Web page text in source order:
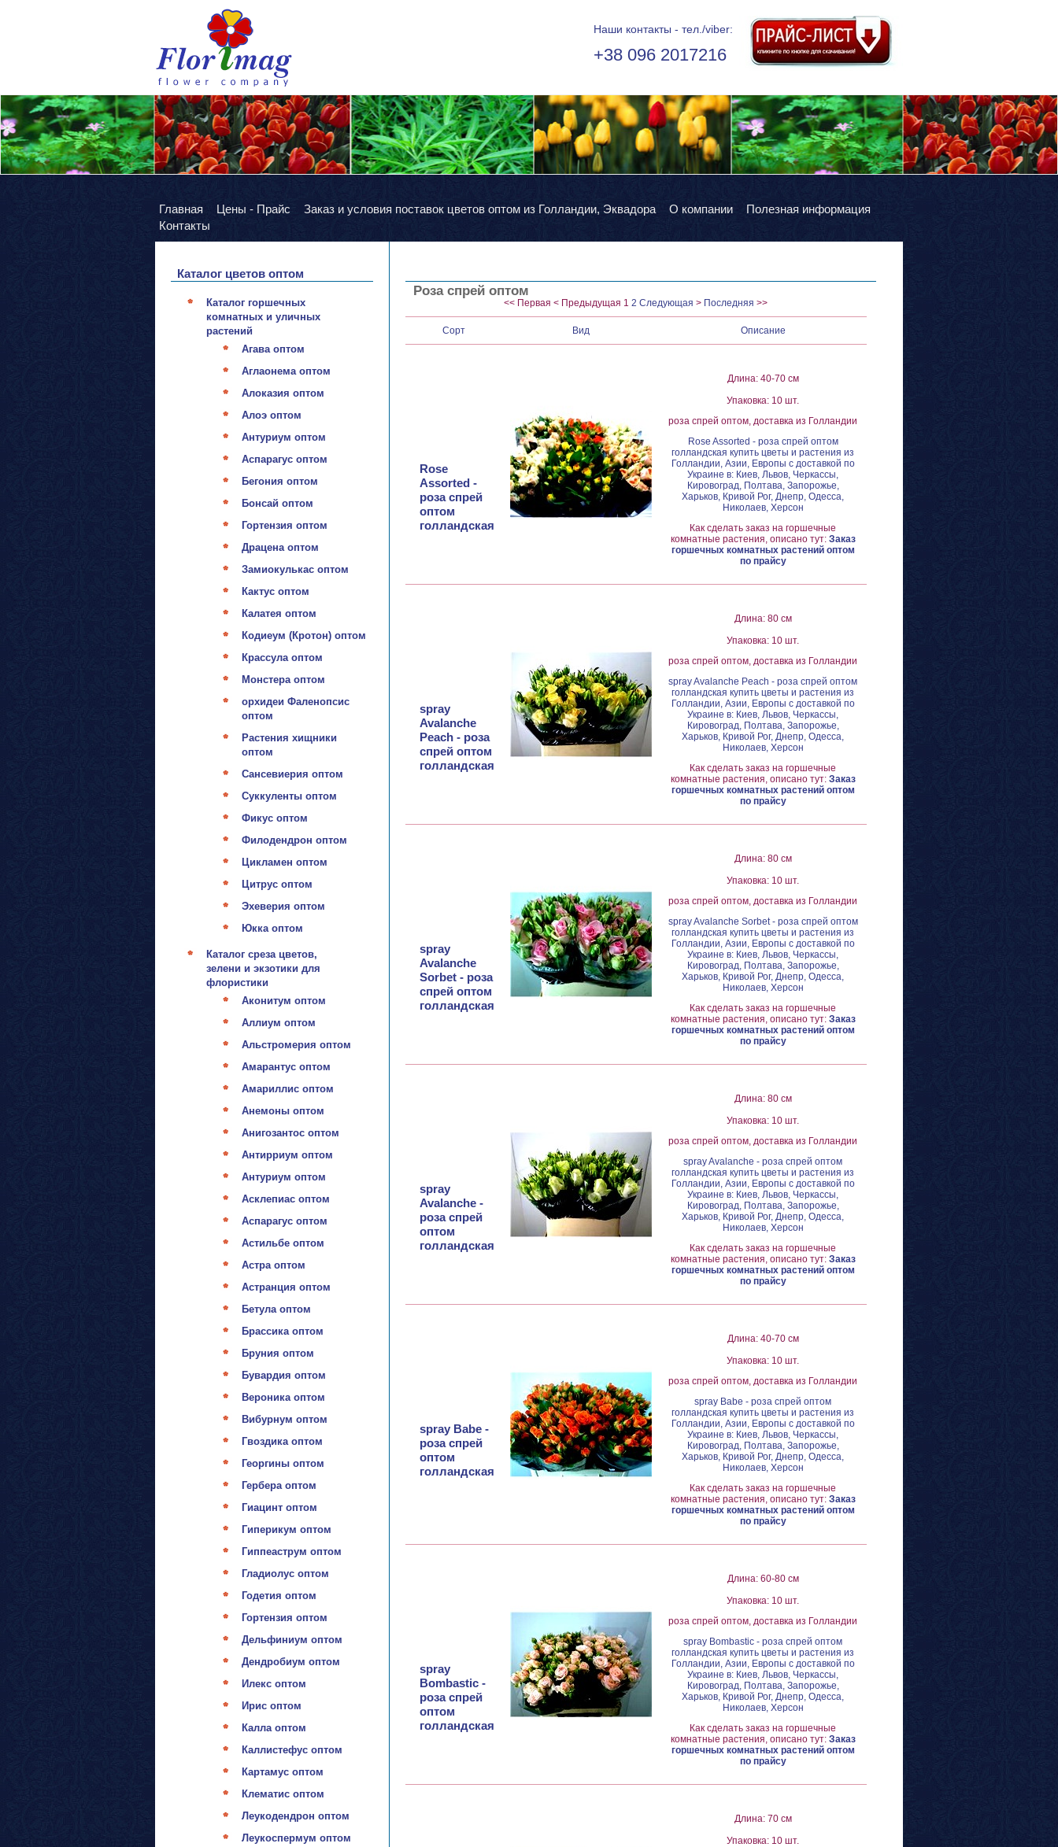
Наши контакты - тел./viber:
+38 096 2017216
Главная Цены - Прайс Заказ и условия поставок цветов оптом из Голландии, Эквадора О компании
Полезная информация
Контакты
Каталог цветов оптом
Каталог горшечных
комнатных и уличных
растений
Агава оптом
Аглаонема оптом
Алоказия оптом
Алоэ оптом
Антуриум оптом
Аспарагус оптом
Бегония оптом
Бонсай оптом
Гортензия оптом
Драцена оптом
Замиокулькас оптом
Кактус оптом
Калатея оптом
Кодиеум (Кротон) оптом
Крассула оптом
Монстера оптом
орхидеи Фаленопсис
оптом
Растения хищники
оптом
Сансевиерия оптом
Суккуленты оптом
Фикус оптом
Филодендрон оптом
Цикламен оптом
Цитрус оптом
Эхеверия оптом
Юкка оптом
Каталог среза цветов,
зелени и экзотики для
флористики
Аконитум оптом
Аллиум оптом
Альстромерия оптом
Амарантус оптом
Амариллис оптом
Анемоны оптом
Анигозантос оптом
Антирриум оптом
Антуриум оптом
Асклепиас оптом
Аспарагус оптом
Астильбе оптом
Астра оптом
Астранция оптом
Бетула оптом
Брассика оптом
Бруния оптом
Бувардия оптом
Вероника оптом
Вибурнум оптом
Гвоздика оптом
Георгины оптом
Гербера оптом
Гиацинт оптом
Гиперикум оптом
Гиппеаструм оптом
Гладиолус оптом
Годетия оптом
Гортензия оптом
Дельфиниум оптом
Дендробиум оптом
Илекс оптом
Ирис оптом
Калла оптом
Каллистефус оптом
Картамус оптом
Клематис оптом
Леукодендрон оптом
Леукоспермум оптом
Роза спрей оптом
<< Первая < Предыдущая 1 2 Следующая > Последняя >>
Сорт Вид Описание
Rose
Assorted -
роза спрей
оптом
голландская
Длина: 40-70 см
Упаковка: 10 шт.
роза спрей оптом, доставка из Голландии
Rose Assorted - роза спрей оптом
голландская купить цветы и растения из
Голландии, Азии, Европы с доставкой по
Украине в: Киев, Львов, Черкассы,
Кировоград, Полтава, Запорожье,
Харьков, Кривой Рог, Днепр, Одесса,
Николаев, Херсон
Как сделать заказ на горшечные
комнатные растения, описано тут: Заказ
горшечных комнатных растений оптом
по прайсу
spray
Avalanche
Peach - роза
спрей оптом
голландская
Длина: 80 см
Упаковка: 10 шт.
роза спрей оптом, доставка из Голландии
spray Avalanche Peach - роза спрей оптом
голландская купить цветы и растения из
Голландии, Азии, Европы с доставкой по
Украине в: Киев, Львов, Черкассы,
Кировоград, Полтава, Запорожье,
Харьков, Кривой Рог, Днепр, Одесса,
Николаев, Херсон
Как сделать заказ на горшечные
комнатные растения, описано тут: Заказ
горшечных комнатных растений оптом
по прайсу
spray
Avalanche
Sorbet - роза
спрей оптом
голландская
Длина: 80 см
Упаковка: 10 шт.
роза спрей оптом, доставка из Голландии
spray Avalanche Sorbet - роза спрей оптом
голландская купить цветы и растения из
Голландии, Азии, Европы с доставкой по
Украине в: Киев, Львов, Черкассы,
Кировоград, Полтава, Запорожье,
Харьков, Кривой Рог, Днепр, Одесса,
Николаев, Херсон
Как сделать заказ на горшечные
комнатные растения, описано тут: Заказ
горшечных комнатных растений оптом
по прайсу
spray
Avalanche -
роза спрей
оптом
голландская
Длина: 80 см
Упаковка: 10 шт.
роза спрей оптом, доставка из Голландии
spray Avalanche - роза спрей оптом
голландская купить цветы и растения из
Голландии, Азии, Европы с доставкой по
Украине в: Киев, Львов, Черкассы,
Кировоград, Полтава, Запорожье,
Харьков, Кривой Рог, Днепр, Одесса,
Николаев, Херсон
Как сделать заказ на горшечные
комнатные растения, описано тут: Заказ
горшечных комнатных растений оптом
по прайсу
spray Babe -
роза спрей
оптом
голландская
Длина: 40-70 см
Упаковка: 10 шт.
роза спрей оптом, доставка из Голландии
spray Babe - роза спрей оптом
голландская купить цветы и растения из
Голландии, Азии, Европы с доставкой по
Украине в: Киев, Львов, Черкассы,
Кировоград, Полтава, Запорожье,
Харьков, Кривой Рог, Днепр, Одесса,
Николаев, Херсон
Как сделать заказ на горшечные
комнатные растения, описано тут: Заказ
горшечных комнатных растений оптом
по прайсу
spray
Bombastic -
роза спрей
оптом
голландская
Длина: 60-80 см
Упаковка: 10 шт.
роза спрей оптом, доставка из Голландии
spray Bombastic - роза спрей оптом
голландская купить цветы и растения из
Голландии, Азии, Европы с доставкой по
Украине в: Киев, Львов, Черкассы,
Кировоград, Полтава, Запорожье,
Харьков, Кривой Рог, Днепр, Одесса,
Николаев, Херсон
Как сделать заказ на горшечные
комнатные растения, описано тут: Заказ
горшечных комнатных растений оптом
по прайсу
Длина: 70 см
Упаковка: 10 шт.